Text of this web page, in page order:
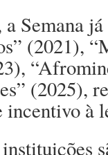
Semana
(2021),
(2025),
incentivo à